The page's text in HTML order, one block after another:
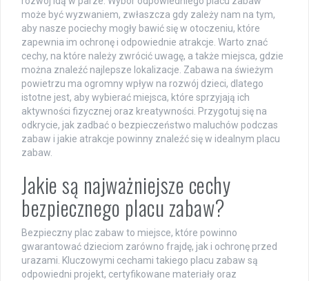
może być wyzwaniem, zwłaszcza gdy zależy nam na tym,
aby nasze pociechy mogły bawić się w otoczeniu, które
zapewnia im ochronę i odpowiednie atrakcje. Warto znać
cechy, na które należy zwrócić uwagę, a także miejsca, gdzie
można znaleźć najlepsze lokalizacje. Zabawa na świeżym
powietrzu ma ogromny wpływ na rozwój dzieci, dlatego
istotne jest, aby wybierać miejsca, które sprzyjają ich
aktywności fizycznej oraz kreatywności. Przygotuj się na
odkrycie, jak zadbać o bezpieczeństwo maluchów podczas
zabaw i jakie atrakcje powinny znaleźć się w idealnym placu
zabaw.
Jakie są najważniejsze cechy
bezpiecznego placu zabaw?
Bezpieczny plac zabaw to miejsce, które powinno
gwarantować dzieciom zarówno frajdę, jak i ochronę przed
urazami. Kluczowymi cechami takiego placu zabaw są
odpowiedni projekt, certyfikowane materiały oraz